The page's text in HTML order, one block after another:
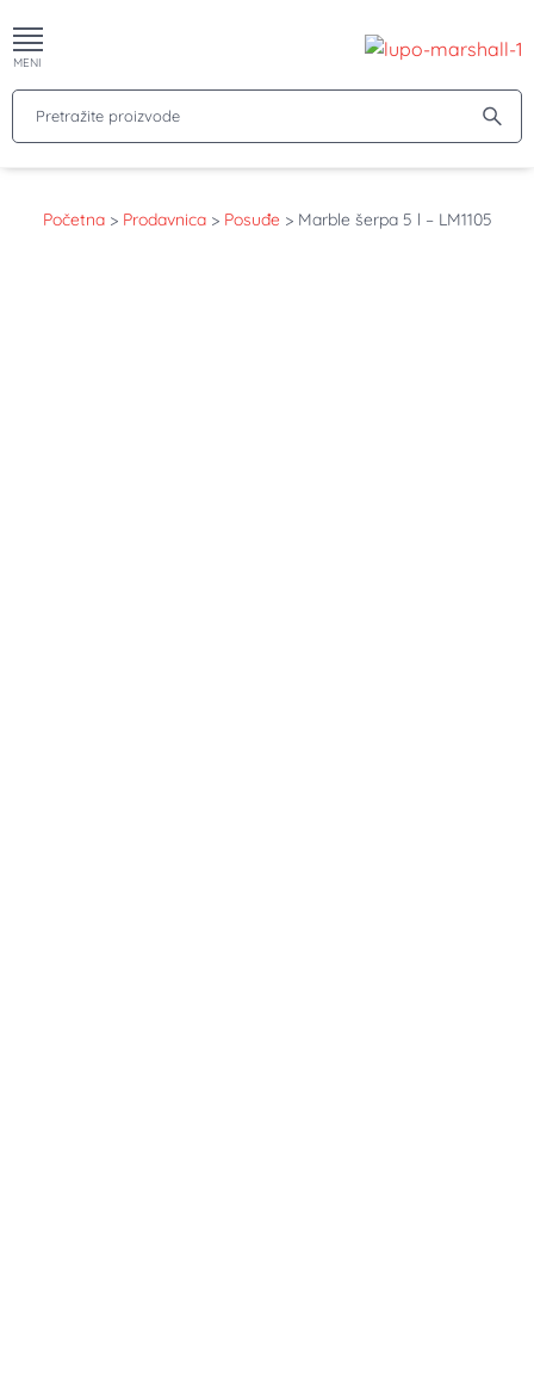
MENI
Pretražite proizvode
Početna > Prodavnica > Posuđe > Marble šerpa 5 l – LM1105